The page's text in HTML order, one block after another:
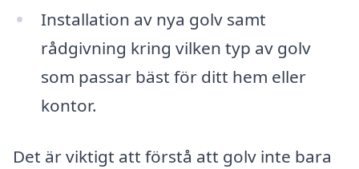
Installation av nya golv samt
rådgivning kring vilken typ av golv
som passar bäst för ditt hem eller
kontor.
Det är viktigt att förstå att golv inte bara